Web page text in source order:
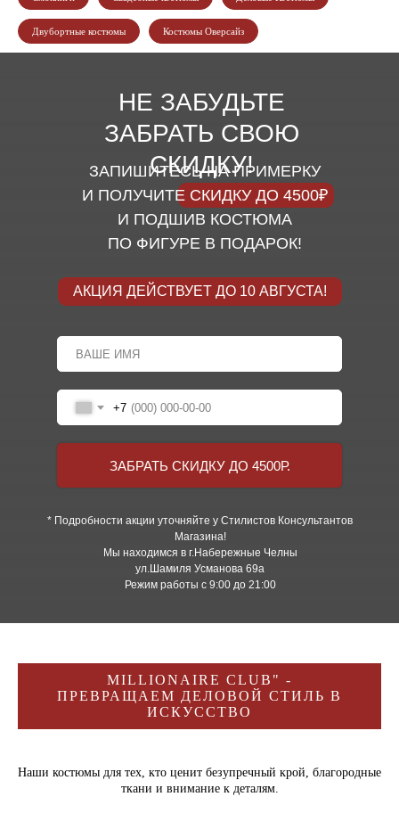
Двубортные костюмы Костюмы Оверсайз
НЕ ЗАБУДЬТЕ
ЗАБРАТЬ СВОЮ
СКИДКУ!
ЗАПИШИТЕСЬ НА ПРИМЕРКУ
И ПОЛУЧИТЕ СКИДКУ ДО 4500₽
И ПОДШИВ КОСТЮМА
ПО ФИГУРЕ В ПОДАРОК!
АКЦИЯ ДЕЙСТВУЕТ ДО 10 АВГУСТА!
* Подробности акции уточняйте у Стилистов Консультантов
Магазина!
Мы находимся в г.Набережные Челны
ул.Шамиля Усманова 69а
Режим работы с 9:00 до 21:00
+7
ЗАБРАТЬ СКИДКУ ДО 4500Р.
MILLIONAIRE CLUB" -
ПРЕВРАЩАЕМ ДЕЛОВОЙ СТИЛЬ В
ИСКУССТВО
Наши костюмы для тех, кто ценит безупречный крой, благородные
ткани и внимание к деталям.